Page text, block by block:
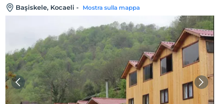
Başiskele, Kocaeli - Mostra sulla mappa